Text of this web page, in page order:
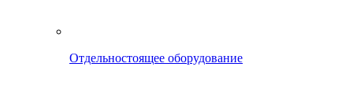
Отдельностоящее оборудование